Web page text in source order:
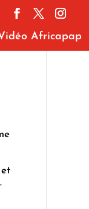
Africapap
et
.